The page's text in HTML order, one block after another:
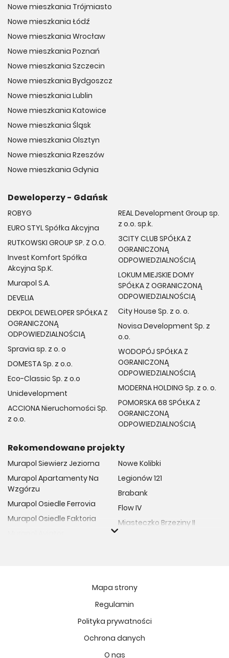
Nowe mieszkania Trójmiasto
Nowe mieszkania Łódź
Nowe mieszkania Wrocław
Nowe mieszkania Poznań
Nowe mieszkania Szczecin
Nowe mieszkania Bydgoszcz
Nowe mieszkania Lublin
Nowe mieszkania Katowice
Nowe mieszkania Śląsk
Nowe mieszkania Olsztyn
Nowe mieszkania Rzeszów
Nowe mieszkania Gdynia
Deweloperzy - Gdańsk
ROBYG
EURO STYL Spółka Akcyjna
RUTKOWSKI GROUP SP. Z O.O.
Invest Komfort Spółka
Akcyjna Sp.K.
Murapol S.A.
DEVELIA
DEKPOL DEWELOPER SPÓŁKA Z
OGRANICZONĄ
ODPOWIEDZIALNOŚCIĄ
Spravia sp. z o. o
DOMESTA Sp. z o.o.
Eco-Classic Sp. z o.o
Unidevelopment
ACCIONA Nieruchomości Sp.
z o.o.
REAL Development Group sp.
z o.o. sp.k.
3CITY CLUB SPÓŁKA Z
OGRANICZONĄ
ODPOWIEDZIALNOŚCIĄ
LOKUM MIEJSKIE DOMY
SPÓŁKA Z OGRANICZONĄ
ODPOWIEDZIALNOŚCIĄ
City House Sp. z o. o.
Novisa Development Sp. z
o.o.
WODOPÓJ SPÓŁKA Z
OGRANICZONĄ
ODPOWIEDZIALNOŚCIĄ
MODERNA HOLDING Sp. z o. o.
POMORSKA 68 SPÓŁKA Z
OGRANICZONĄ
ODPOWIEDZIALNOŚCIĄ
Rekomendowane projekty
Murapol Siewierz Jeziorna
Murapol Apartamenty Na
Wzgórzu
Murapol Osiedle Ferrovia
Murapol Osiedle Faktoria
Murapol Osiedle Szafirove
Nowe Kolibki
Legionów 121
Brabank
Flow IV
Miasteczko Brzeziny II
MIASTECZKO NOVA FALA
Żywiecka Vita
Osiedle Art Park
Mapa strony
Regulamin
Polityka prywatności
Ochrona danych
O nas